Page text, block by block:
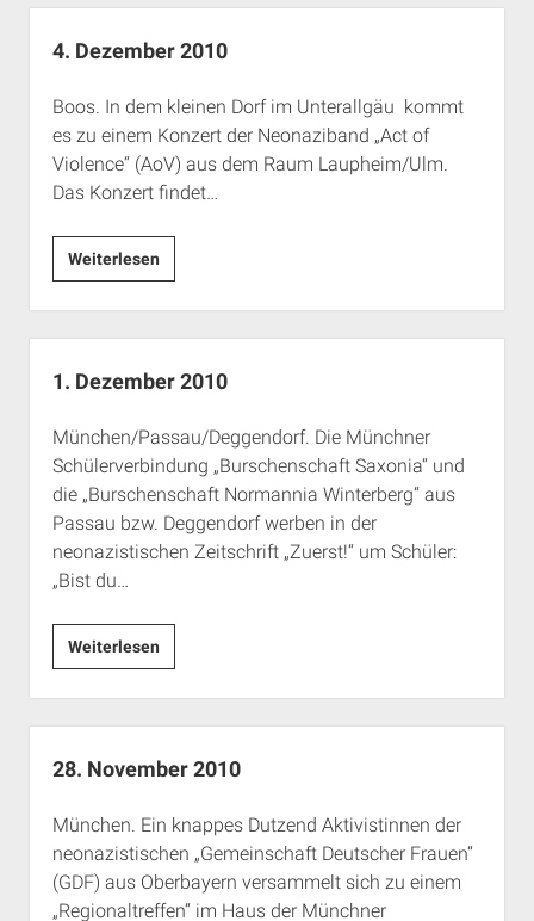
4. Dezember 2010
Boos. In dem kleinen Dorf im Unterallgäu kommt
es zu einem Konzert der Neonaziband „Act of
Violence“ (AoV) aus dem Raum Laupheim/Ulm.
Das Konzert findet…
Weiterlesen4.
Dezember
2010
1. Dezember 2010
München/Passau/Deggendorf. Die Münchner
Schülerverbindung „Burschenschaft Saxonia“ und
die „Burschenschaft Normannia Winterberg“ aus
Passau bzw. Deggendorf werben in der
neonazistischen Zeitschrift „Zuerst!“ um Schüler:
„Bist du…
Weiterlesen1.
Dezember
2010
28. November 2010
München. Ein knappes Dutzend Aktivistinnen der
neonazistischen „Gemeinschaft Deutscher Frauen“
(GDF) aus Oberbayern versammelt sich zu einem
„Regionaltreffen“ im Haus der Münchner